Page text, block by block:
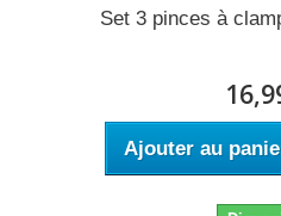
Set 3 pinces à
Ajouter au